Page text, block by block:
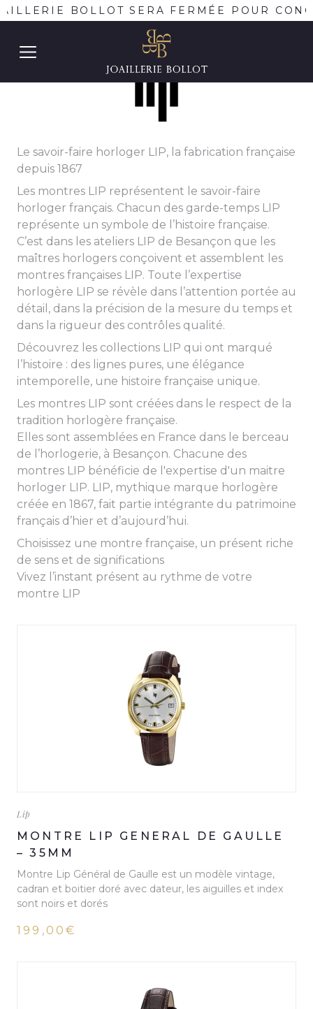
BOLLOT SERA FERMÉE POUR
Le savoir-faire horloger LIP, la fabrication française
depuis 1867
Les montres LIP représentent le savoir-faire
horloger français. Chacun des garde-temps LIP
représente un symbole de l’histoire française.
C’est dans les ateliers LIP de Besançon que les
maîtres horlogers conçoivent et assemblent les
montres françaises LIP. Toute l’expertise
horlogère LIP se révèle dans l’attention portée au
détail, dans la précision de la mesure du temps et
dans la rigueur des contrôles qualité.
Découvrez les collections LIP qui ont marqué
l’histoire : des lignes pures, une élégance
intemporelle, une histoire française unique.
Les montres LIP sont créées dans le respect de la
tradition horlogère française.
Elles sont assemblées en France dans le berceau
de l’horlogerie, à Besançon. Chacune des
montres LIP bénéficie de l'expertise d'un maitre
horloger LIP. LIP, mythique marque horlogère
créée en 1867, fait partie intégrante du patrimoine
français d’hier et d’aujourd’hui.
Choisissez une montre française, un présent riche
de sens et de significations
Vivez l’instant présent au rythme de votre
montre LIP
Lip
MONTRE LIP GENERAL DE GAULLE
– 35MM
Montre Lip Général de Gaulle est un modèle vintage,
cadran et boitier doré avec dateur, les aiguilles et index
sont noirs et dorés
199,00€